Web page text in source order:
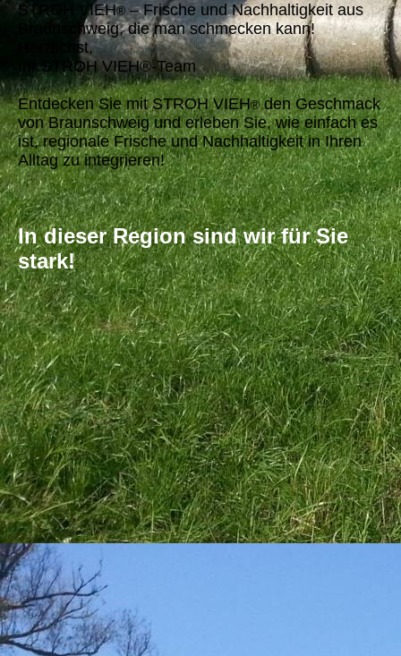
STROH VIEH®– Frische und Nachhaltigkeit aus
Braunschweig, die man schmecken kann!
Herzlichst,
Ihr STROH VIEH®-Team
Entdecken Sie mit STROH VIEH®den Geschmack
von Braunschweig und erleben Sie, wie einfach es
ist, regionale Frische und Nachhaltigkeit in Ihren
Alltag zu integrieren!
In dieser Region sind wir für Sie
stark!